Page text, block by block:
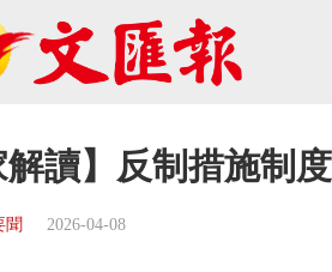
解讀】反制措施制
聞 2026-04-08